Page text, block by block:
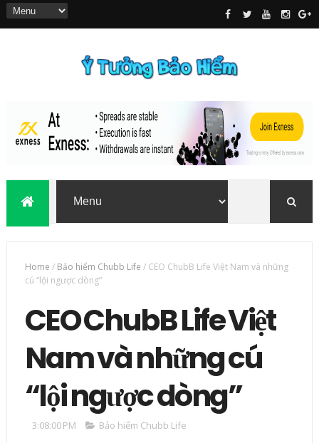
Home / Bảo hiểm Chubb Life / CEO ChubB Life Việt Nam và những
cú “lội ngược dòng”
CEO ChubB Life Việt
Nam và những cú
“lội ngược dòng”
3:08:00 PM Bảo hiểm Chubb Life